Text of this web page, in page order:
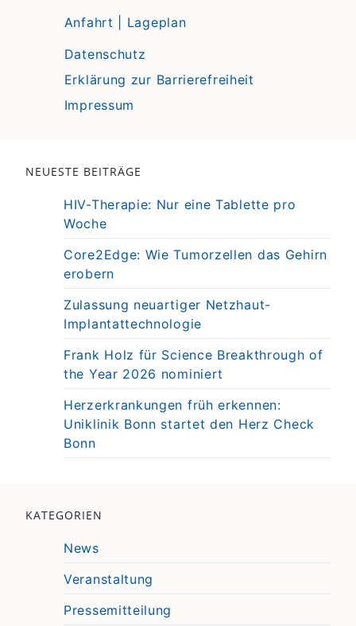
Anfahrt | Lageplan
Datenschutz
Erklärung zur Barrierefreiheit
Impressum
NEUESTE BEITRÄGE
HIV-Therapie: Nur eine Tablette pro
Woche
Core2Edge: Wie Tumorzellen das Gehirn
erobern
Zulassung neuartiger Netzhaut-
Implantattechnologie
Frank Holz für Science Breakthrough of
the Year 2026 nominiert
Herzerkrankungen früh erkennen:
Uniklinik Bonn startet den Herz Check
Bonn
KATEGORIEN
News
Veranstaltung
Pressemitteilung